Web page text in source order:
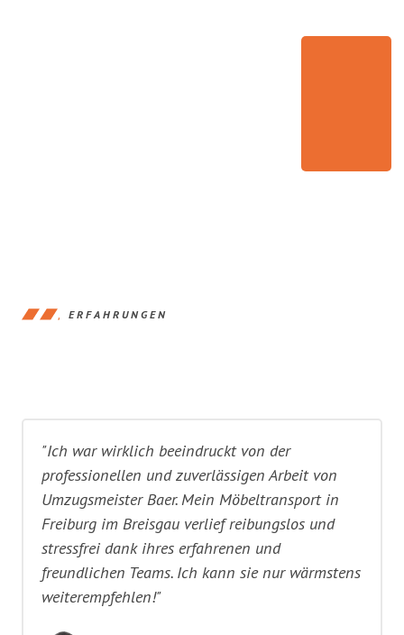
ERFAHRUNGEN
"Ich war wirklich beeindruckt von der
professionellen und zuverlässigen Arbeit von
Umzugsmeister Baer. Mein Möbeltransport in
Freiburg im Breisgau verlief reibungslos und
stressfrei dank ihres erfahrenen und
freundlichen Teams. Ich kann sie nur wärmstens
weiterempfehlen!"